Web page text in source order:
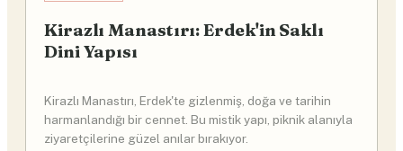
Kirazlı Manastırı: Erdek'in Saklı
Dini Yapısı
Kirazlı Manastırı, Erdek'te gizlenmiş, doğa ve tarihin
harmanlandığı bir cennet. Bu mistik yapı, piknik alanıyla
ziyaretçilerine güzel anılar bırakıyor.